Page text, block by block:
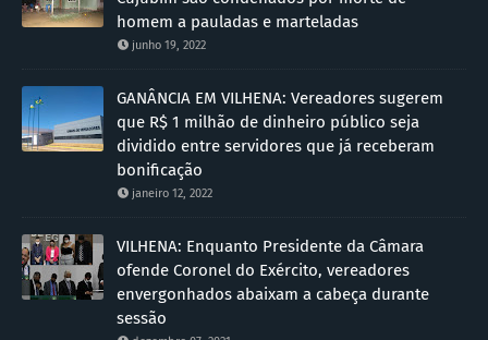
homem a pauladas e marteladas
junho 19, 2022
GANÂNCIA EM VILHENA: Vereadores sugerem
que R$ 1 milhão de dinheiro público seja
dividido entre servidores que já receberam
bonificação
janeiro 12, 2022
VILHENA: Enquanto Presidente da Câmara
ofende Coronel do Exército, vereadores
envergonhados abaixam a cabeça durante
sessão